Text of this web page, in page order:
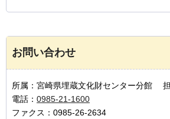
お問い合わせ
所属：宮崎県埋蔵文化財センター分館
電話： 0985-21-1600
ファクス：0985-26-2634